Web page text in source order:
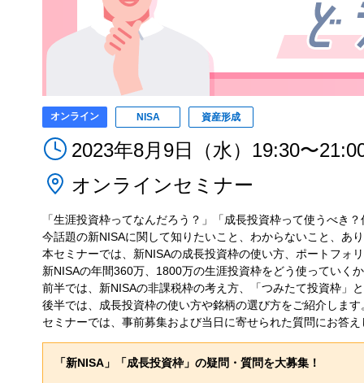
オンライン NISA 資産形成
2023年8月9日（水）19:30〜
オンラインセミナー
「生涯投資枠ってなんだろう？」「成長投資枠って使うべき
今話題の新NISAに関して知りたいこと、わからないこと、あ
本セミナーでは、新NISAの成長投資枠の使い方、ポートフォ
新NISAの年間360万、1800万の生涯投資枠をどう使っていく
前半では、新NISAの非課税枠の考え方、「つみたて投資枠」
後半では、成長投資枠の使い方や銘柄の選び方をご紹介します
セミナーでは、事前募集および当日に寄せられた質問にお答え
「新NISA」「成長投資枠」の疑問・質問を大募集！